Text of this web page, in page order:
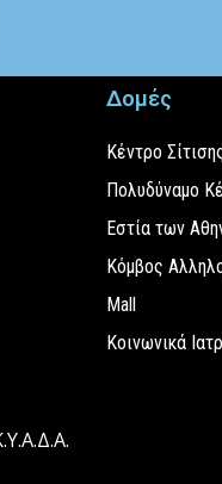
Δομές
Κέντρο
Πολυδύναμο
Εστία των
Κόμβος
Mall
Κοινωνικά